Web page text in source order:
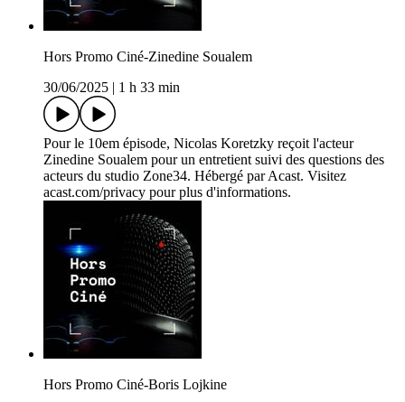
Hors Promo Ciné-Zinedine Soualem
30/06/2025
1 h 33 min
Pour le 10em épisode, Nicolas Koretzky reçoit l'acteur
Zinedine Soualem pour un entretient suivi des questions des
acteurs du studio Zone34. Hébergé par Acast. Visitez
acast.com/privacy pour plus d'informations.
Hors Promo Ciné-Boris Lojkine